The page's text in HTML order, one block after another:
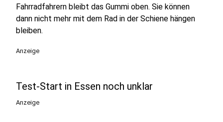
Fahrradfahrern bleibt das Gummi oben. Sie können
dann nicht mehr mit dem Rad in der Schiene hängen
bleiben.
Anzeige
Test-Start in Essen noch unklar
Anzeige